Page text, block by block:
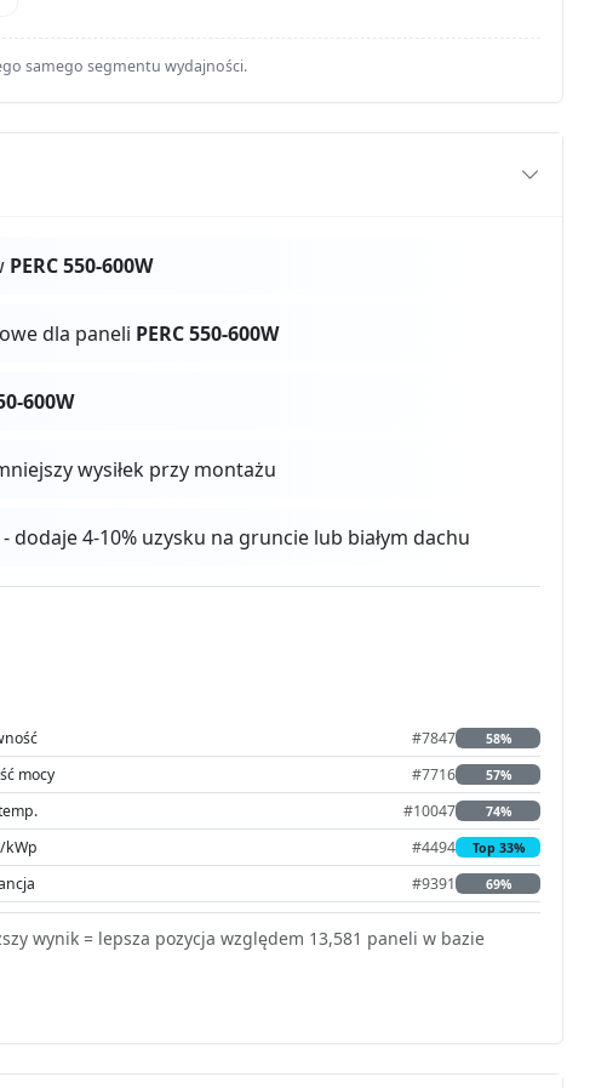
samego segmentu wydajności.
PERC 550-600W
dla paneli PERC 550-600W
600W
wysiłek przy montażu
4-10% uzysku na gruncie lub białym dachu
#7847 58%
mocy #7716 57%
#10047 74%
kWp #4494 Top 33%
#9391 69%
wynik = lepsza pozycja względem 13,581 paneli w bazie